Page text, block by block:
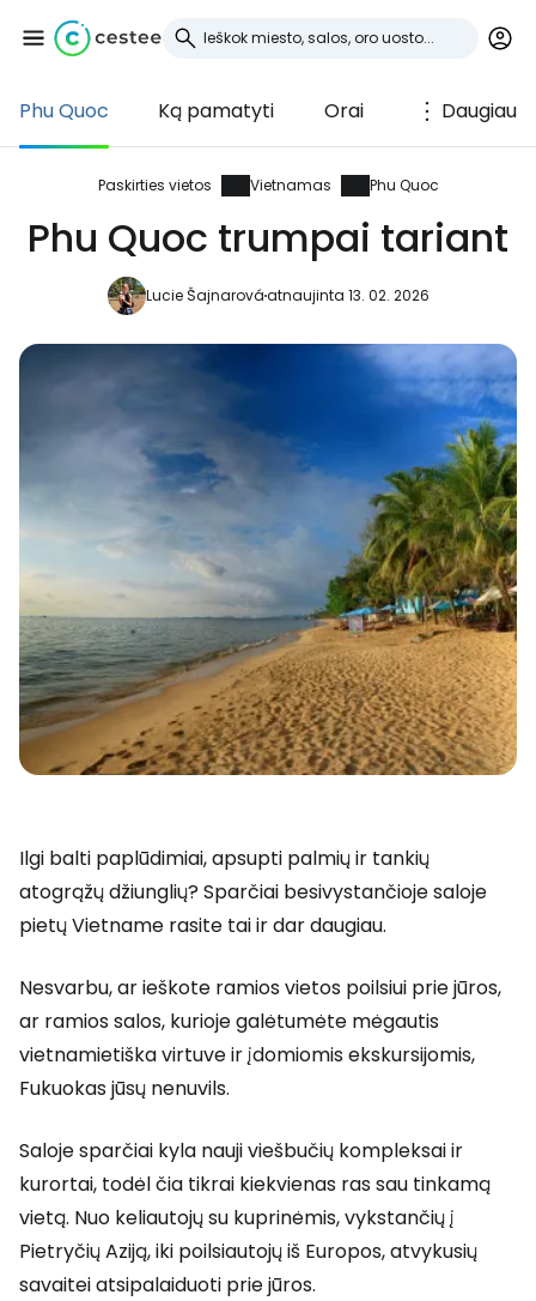
Phu Quoc Ką pamatyti Orai Daugiau
Paskirties vietos Vietnamas Phu Quoc
Phu Quoc trumpai tariant
Lucie Šajnarováatnaujinta 13. 02. 2026
Ilgi balti paplūdimiai, apsupti palmių ir tankių
atogrąžų džiunglių? Sparčiai besivystančioje saloje
pietų Vietname rasite tai ir dar daugiau.
Nesvarbu, ar ieškote ramios vietos poilsiui prie jūros,
ar ramios salos, kurioje galėtumėte mėgautis
vietnamietiška virtuve ir įdomiomis ekskursijomis,
Fukuokas jūsų nenuvils.
Saloje sparčiai kyla nauji viešbučių kompleksai ir
kurortai, todėl čia tikrai kiekvienas ras sau tinkamą
vietą. Nuo keliautojų su kuprinėmis, vykstančių į
Pietryčių Aziją, iki poilsiautojų iš Europos, atvykusių
savaitei atsipalaiduoti prie jūros.
Prisijunkite prie
Cestee
... pasaulinė kelionių bendruomenė
Tęsti su Facebook